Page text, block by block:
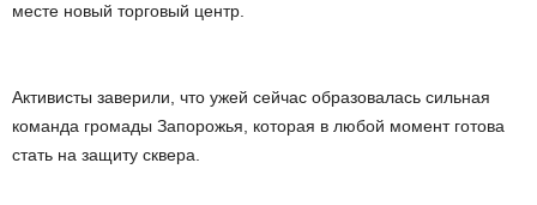
месте новый торговый центр.
Активисты заверили, что ужей сейчас образовалась сильная
команда громады Запорожья, которая в любой момент готова
стать на защиту сквера.